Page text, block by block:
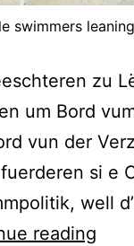
swimmers
zu
um Bord
vun der
si e
well
reading